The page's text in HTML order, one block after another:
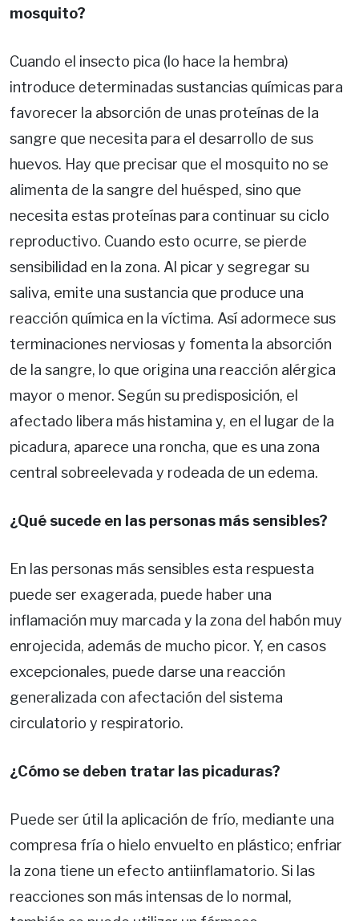
mosquito?
Cuando el insecto pica (lo hace la hembra)
introduce determinadas sustancias químicas para
favorecer la absorción de unas proteínas de la
sangre que necesita para el desarrollo de sus
huevos. Hay que precisar que el mosquito no se
alimenta de la sangre del huésped, sino que
necesita estas proteínas para continuar su ciclo
reproductivo. Cuando esto ocurre, se pierde
sensibilidad en la zona. Al picar y segregar su
saliva, emite una sustancia que produce una
reacción química en la víctima. Así adormece sus
terminaciones nerviosas y fomenta la absorción
de la sangre, lo que origina una reacción alérgica
mayor o menor. Según su predisposición, el
afectado libera más histamina y, en el lugar de la
picadura, aparece una roncha, que es una zona
central sobreelevada y rodeada de un edema.
¿Qué sucede en las personas más sensibles?
En las personas más sensibles esta respuesta
puede ser exagerada, puede haber una
inflamación muy marcada y la zona del habón muy
enrojecida, además de mucho picor. Y, en casos
excepcionales, puede darse una reacción
generalizada con afectación del sistema
circulatorio y respiratorio.
¿Cómo se deben tratar las picaduras?
Puede ser útil la aplicación de frío, mediante una
compresa fría o hielo envuelto en plástico; enfriar
la zona tiene un efecto antiinflamatorio. Si las
reacciones son más intensas de lo normal,